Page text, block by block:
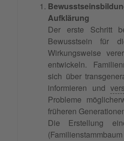
Aufklärung
Der erste Schritt
Bewusstsein für
Wirkungsweise
entwickeln.
sich über
informieren und
Probleme
früheren
Die Erstellung